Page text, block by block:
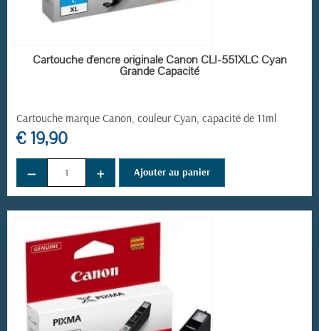
EN STOCK
Cartouche d'encre originale Canon CLI-551XLC Cyan
Grande Capacité
Cartouche marque Canon, couleur Cyan, capacité de 11ml
€ 19,90
− + Ajouter au panier